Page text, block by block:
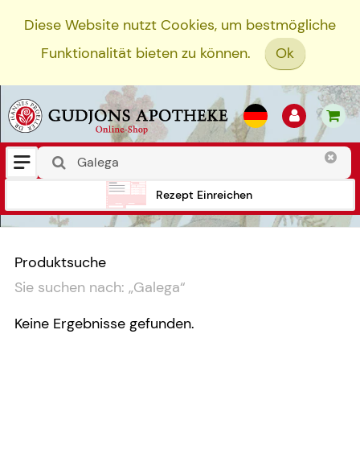
Diese Website nutzt Cookies, um bestmögliche
Funktionalität bieten zu können.
Ok
Rezept Einreichen
Produktsuche
Sie suchen nach: „Galega“
Keine Ergebnisse gefunden.